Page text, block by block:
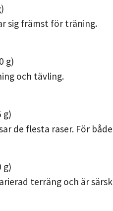
sig främst för träning.
g)
och tävling.
g)
de flesta raser. För
g)
terräng och är